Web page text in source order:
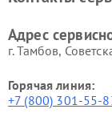
Адрес
г. Тамбов,
Горячая линия:
+7 (800) 301-55-